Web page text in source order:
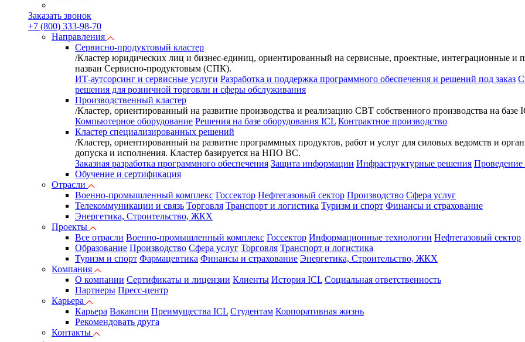
Заказать звонок
+7 (800) 333-98-70
Направления
Сервисно-продуктовый кластер
/Кластер юридических лиц и бизнес-единиц, ориентированный на сервисные, проектные, интеграционные и
назван Сервисно-продуктовым (СПК).
ИТ-аутсорсинг и сервисные услуги Разработка и поддержка программного обеспечения и решений под заказ
решения для розничной торговли и сферы обслуживания
Производственный кластер
/Кластер, ориентированный на развитие производства и реализацию СВТ собственного производства на базе
Компьютерное оборудование Решения на базе оборудования ICL Контрактное производство
Кластер специализированных решений
/Кластер, ориентированный на развитие программных продуктов, работ и услуг для силовых ведомств и
допуска и исполнения. Кластер базируется на НПО ВС.
Заказная разработка программного обеспечения Защита информации Инфраструктурные решения
Обучение и сертификация
Отрасли
Военно-промышленный комплекс Госсектор Нефтегазовый сектор Производство Сфера услуг
Телекоммуникации и связь Торговля Транспорт и логистика Туризм и спорт Финансы и страхование
Энергетика, Строительство, ЖКХ
Проекты
Все отрасли Военно-промышленный комплекс Госсектор Информационные технологии Нефтегазовый сектор
Образование Производство Сфера услуг Торговля Транспорт и логистика
Туризм и спорт Фармацевтика Финансы и страхование Энергетика, Строительство, ЖКХ
Компания
О компании Сертификаты и лицензии Клиенты История ICL Социальная ответственность
Партнеры Пресс-центр
Карьера
Карьера Вакансии Преимущества ICL Студентам Корпоративная жизнь
Рекомендовать друга
Контакты